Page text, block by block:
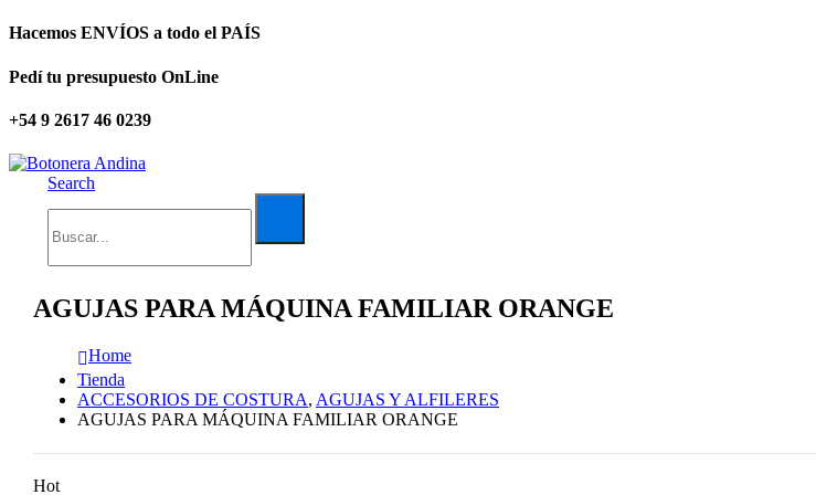
Hacemos ENVÍOS a todo el PAÍS
Pedí tu presupuesto OnLine
+54 9 2617 46 0239
Search
AGUJAS PARA MÁQUINA FAMILIAR ORANGE
Home
Tienda
ACCESORIOS DE COSTURA, AGUJAS Y ALFILERES
AGUJAS PARA MÁQUINA FAMILIAR ORANGE
Hot